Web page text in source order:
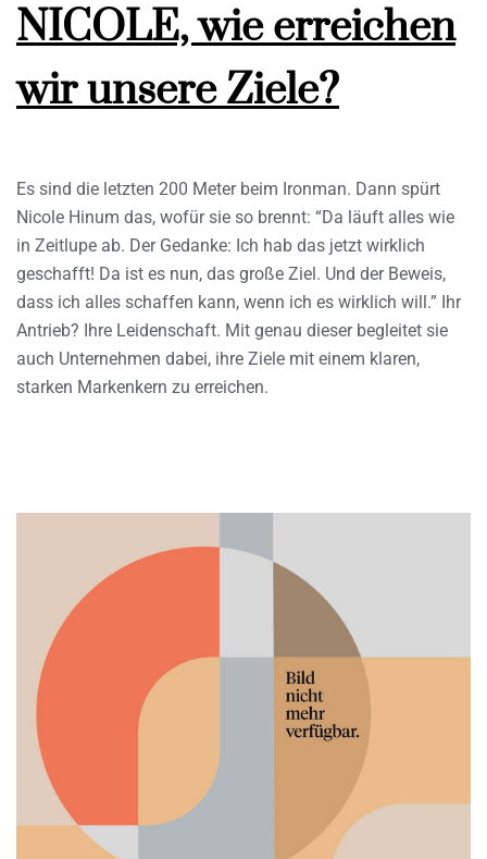
NICOLE, wie erreichen
wir unsere Ziele?
Es sind die letzten 200 Meter beim Ironman. Dann spürt
Nicole Hinum das, wofür sie so brennt: “Da läuft alles wie
in Zeitlupe ab. Der Gedanke: Ich hab das jetzt wirklich
geschafft! Da ist es nun, das große Ziel. Und der Beweis,
dass ich alles schaffen kann, wenn ich es wirklich will.” Ihr
Antrieb? Ihre Leidenschaft. Mit genau dieser begleitet sie
auch Unternehmen dabei, ihre Ziele mit einem klaren,
starken Markenkern zu erreichen.